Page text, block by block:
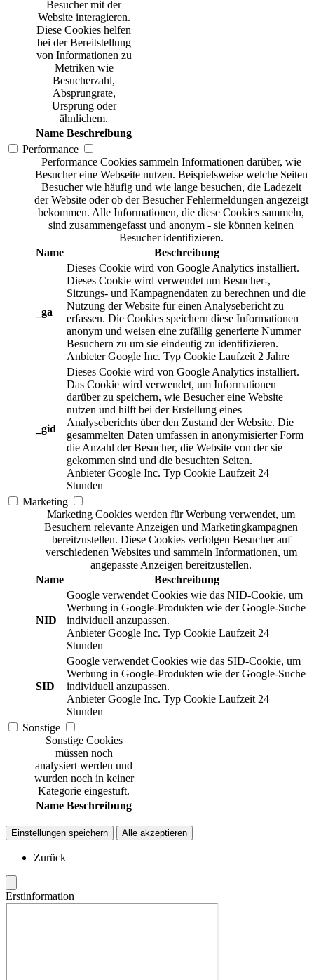
Besucher mit der
Website interagieren.
Diese Cookies helfen
bei der Bereitstellung
von Informationen zu
Metriken wie
Besucherzahl,
Absprungrate,
Ursprung oder
ähnlichem.
Name Beschreibung
Performance
Performance Cookies sammeln Informationen darüber, wie
Besucher eine Webseite nutzen. Beispielsweise welche Seiten
Besucher wie häufig und wie lange besuchen, die Ladezeit
der Website oder ob der Besucher Fehlermeldungen angezeigt
bekommen. Alle Informationen, die diese Cookies sammeln,
sind zusammengefasst und anonym - sie können keinen
Besucher identifizieren.
Name
Beschreibung
_ga
Dieses Cookie wird von Google Analytics installiert.
Dieses Cookie wird verwendet um Besucher-,
Sitzungs- und Kampagnendaten zu berechnen und die
Nutzung der Website für einen Analysebericht zu
erfassen. Die Cookies speichern diese Informationen
anonym und weisen eine zufällig generierte Nummer
Besuchern zu um sie eindeutig zu identifizieren.
Anbieter Google Inc. Typ Cookie Laufzeit 2 Jahre
_gid
Dieses Cookie wird von Google Analytics installiert.
Das Cookie wird verwendet, um Informationen
darüber zu speichern, wie Besucher eine Website
nutzen und hilft bei der Erstellung eines
Analyseberichts über den Zustand der Website. Die
gesammelten Daten umfassen in anonymisierter Form
die Anzahl der Besucher, die Website von der sie
gekommen sind und die besuchten Seiten.
Anbieter Google Inc. Typ Cookie Laufzeit 24
Stunden
Marketing
Marketing Cookies werden für Werbung verwendet, um
Besuchern relevante Anzeigen und Marketingkampagnen
bereitzustellen. Diese Cookies verfolgen Besucher auf
verschiedenen Websites und sammeln Informationen, um
angepasste Anzeigen bereitzustellen.
Name
Beschreibung
NID
Google verwendet Cookies wie das NID-Cookie, um
Werbung in Google-Produkten wie der Google-Suche
individuell anzupassen.
Anbieter Google Inc. Typ Cookie Laufzeit 24
Stunden
SID
Google verwendet Cookies wie das SID-Cookie, um
Werbung in Google-Produkten wie der Google-Suche
individuell anzupassen.
Anbieter Google Inc. Typ Cookie Laufzeit 24
Stunden
Sonstige
Sonstige Cookies
müssen noch
analysiert werden und
wurden noch in keiner
Kategorie eingestuft.
Name Beschreibung
Einstellungen speichern Alle akzeptieren
Zurück
Erstinformation